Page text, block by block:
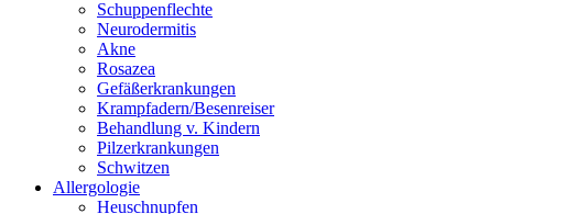
Schuppenflechte
Neurodermitis
Akne
Rosazea
Gefäßerkrankungen
Krampfadern/Besenreiser
Behandlung v. Kindern
Pilzerkrankungen
Schwitzen
Allergologie
Heuschnupfen